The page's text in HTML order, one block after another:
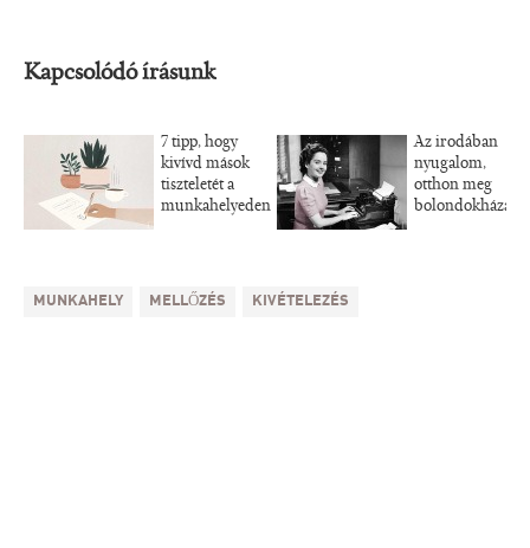
Kapcsolódó írásunk
7 tipp, hogy
kivívd mások
tiszteletét a
munkahelyeden
Az irodában
nyugalom,
otthon meg
bolondokháza
MUNKAHELY MELLŐZÉS KIVÉTELEZÉS